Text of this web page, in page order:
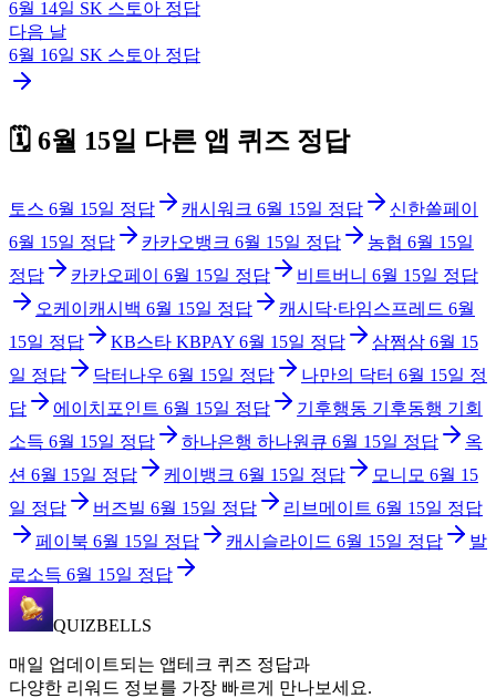
6월 14일 SK 스토아 정답
다음 날
6월 16일 SK 스토아 정답
🗓️ 6월 15일 다른 앱 퀴즈 정답
토스 6월 15일 정답 캐시워크 6월 15일 정답
신한쏠페이
6월 15일 정답 카카오뱅크 6월 15일 정답 농협 6월 15일
정답
카카오페이 6월 15일 정답 비트버니 6월 15일 정답
오케이캐시백 6월 15일 정답 캐시닥·타임스프레드 6월
15일 정답 KB스타 KBPAY 6월 15일 정답 삼쩜삼 6월 15
일 정답 닥터나우 6월 15일 정답 나만의 닥터 6월 15일 정
답
에이치포인트 6월 15일 정답
기후행동 기후동행 기회
소득 6월 15일 정답 하나은행 하나원큐 6월 15일 정답
옥
션 6월 15일 정답 케이뱅크 6월 15일 정답 모니모 6월 15
일 정답 버즈빌 6월 15일 정답 리브메이트 6월 15일 정답
페이북 6월 15일 정답 캐시슬라이드 6월 15일 정답
발
로소득 6월 15일 정답
QUIZBELLS
매일 업데이트되는 앱테크 퀴즈 정답과
다양한 리워드 정보를 가장 빠르게 만나보세요.